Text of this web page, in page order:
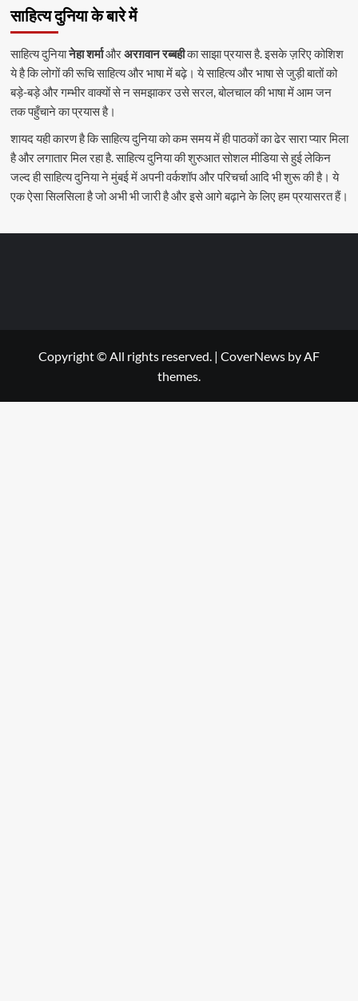
साहित्य दुनिया के बारे में
साहित्य दुनियानेहा शर्माऔरअरग़वान रब्बहीका साझा प्रयास है. इसके ज़रिए कोशिश
ये है कि लोगों की रूचि साहित्य और भाषा में बढ़े। ये साहित्य और भाषा से जुड़ी बातों को
बड़े-बड़े और गम्भीर वाक्यों से न समझाकर उसे सरल, बोलचाल की भाषा में आम जन
तक पहुँचाने का प्रयास है।
शायद यही कारण है कि साहित्य दुनिया को कम समय में ही पाठकों का ढेर सारा प्यार मिला
है और लगातार मिल रहा है. साहित्य दुनिया की शुरुआत सोशल मीडिया से हुई लेकिन
जल्द ही साहित्य दुनिया ने मुंबई में अपनी वर्कशॉप और परिचर्चा आदि भी शुरू की है। ये
एक ऐसा सिलसिला है जो अभी भी जारी है और इसे आगे बढ़ाने के लिए हम प्रयासरत हैं।
Copyright © All rights reserved. | CoverNews by AF
themes.